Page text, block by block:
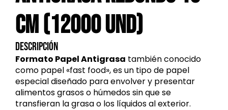
CM (12000 UND)
Descripción
Formato Papel Antigrasa también conocido
como papel «fast food», es un tipo de papel
especial diseñado para envolver y presentar
alimentos grasos o húmedos sin que se
transfieran la grasa o los líquidos al exterior.